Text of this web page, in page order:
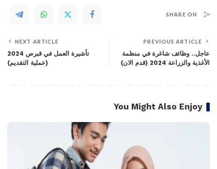
SHARE ON
PREVIOUS ARTICLE
عاجل.. وظائف شاغرة في منظمة
الأغذية والزراعة 2024 (قدم الان)
NEXT ARTICLE
تأشيرة العمل في قبرص 2024
(عملية التقديم)
You Might Also Enjoy